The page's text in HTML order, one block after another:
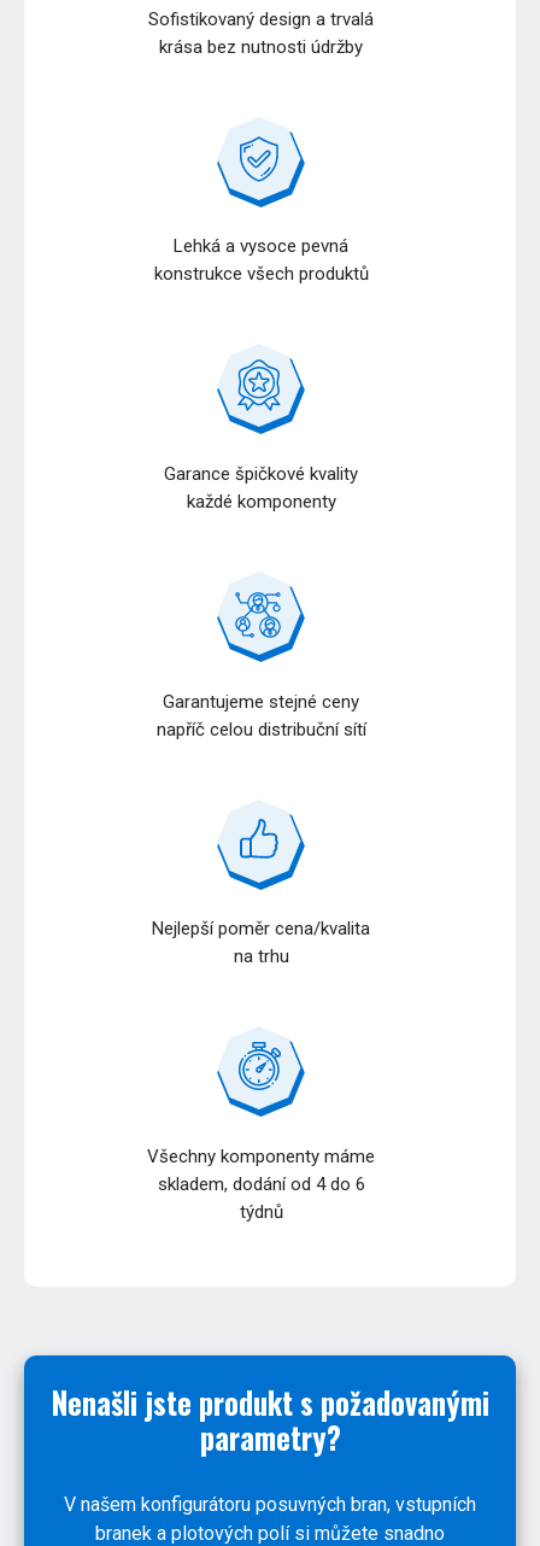
Sofistikovaný design a trvalá
krása bez nutnosti údržby
Lehká a vysoce pevná
konstrukce všech produktů
Garance špičkové kvality
každé komponenty
Garantujeme stejné ceny
napříč celou distribuční sítí
Nejlepší poměr cena/kvalita
na trhu
Všechny komponenty máme
skladem, dodání od 4 do 6
týdnů
Nenašli jste produkt s požadovanými
parametry?
V našem konfigurátoru posuvných bran, vstupních
branek a plotových polí si můžete snadno